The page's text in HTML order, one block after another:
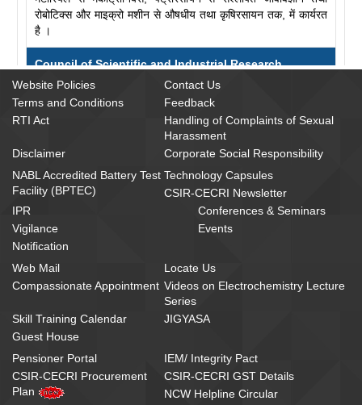
रोबोटिक्स और माइक्रो मशीन से औषधीय तथा कृषिरसायन तक, में कार्यरत
है ।
Council of Scientific and Industrial Research
Council of Scientific and Industrial Research (CSIR),
India, established in 1942, is an autonomous Society with
the Prime Minister of India as its President. An ensemble
is amongst the foremost scientific and industrial research
organizations in the world. CSIR's expertise and
experience are embodied in its ~4600 scientists, ~8000
scientific and technical support personnel and ~8000
research students. Having sophisticated infrastructure
and scientific and technical manpower, CSIR covers
R&D of national and international importance. This
ranges from aerospace to ocean exploration, micro-
electronics to structural and environmental engineering,
smart affordable materials to mechatronics,
petrochemicals to synthetic biology, and from robotics
and micro machines to drugs, pharmaceuticals and
energy technology
Website Policies
Contact Us
Terms and Conditions
Feedback
RTI Act
Handling of Complaints of Sexual
Harassment
Disclaimer
Corporate Social Responsibility
NABL Accredited Battery Test
Facility (BPTEC)
Technology Capsules
CSIR-CECRI Newsletter
IPR
Conferences & Seminars
Vigilance
Events
Notification
Web Mail
Locate Us
Compassionate Appointment Videos on Electrochemistry Lecture
Series
Skill Training Calendar
JIGYASA
Guest House
Pensioner Portal
IEM/ Integrity Pact
CSIR-CECRI Procurement
Plan
CSIR-CECRI GST Details
NCW Helpline Circular